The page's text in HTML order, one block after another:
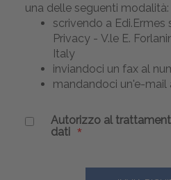
una delle seguenti modalità:
scrivendo a
Privacy - V.le E.
Italy
inviandoci un fax al
mandandoci un'e-mail
Autorizzo al
dati